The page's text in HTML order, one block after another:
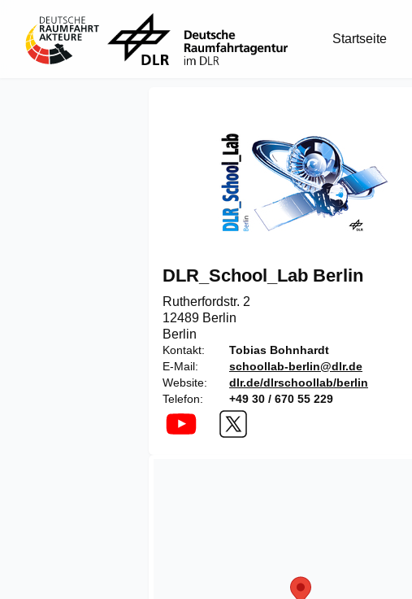
Startseite
DLR_School_Lab Berlin
Rutherfordstr. 2
12489 Berlin
Berlin
Kontakt
Tobias Bohnhardt
E-Mail
schoollab-berlin@dlr.de
Website
dlr.de/dlrschoollab/berlin
Telefon
+49 30 / 670 55 229